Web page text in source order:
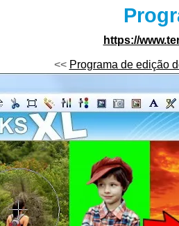
https://
<< Programa de edição